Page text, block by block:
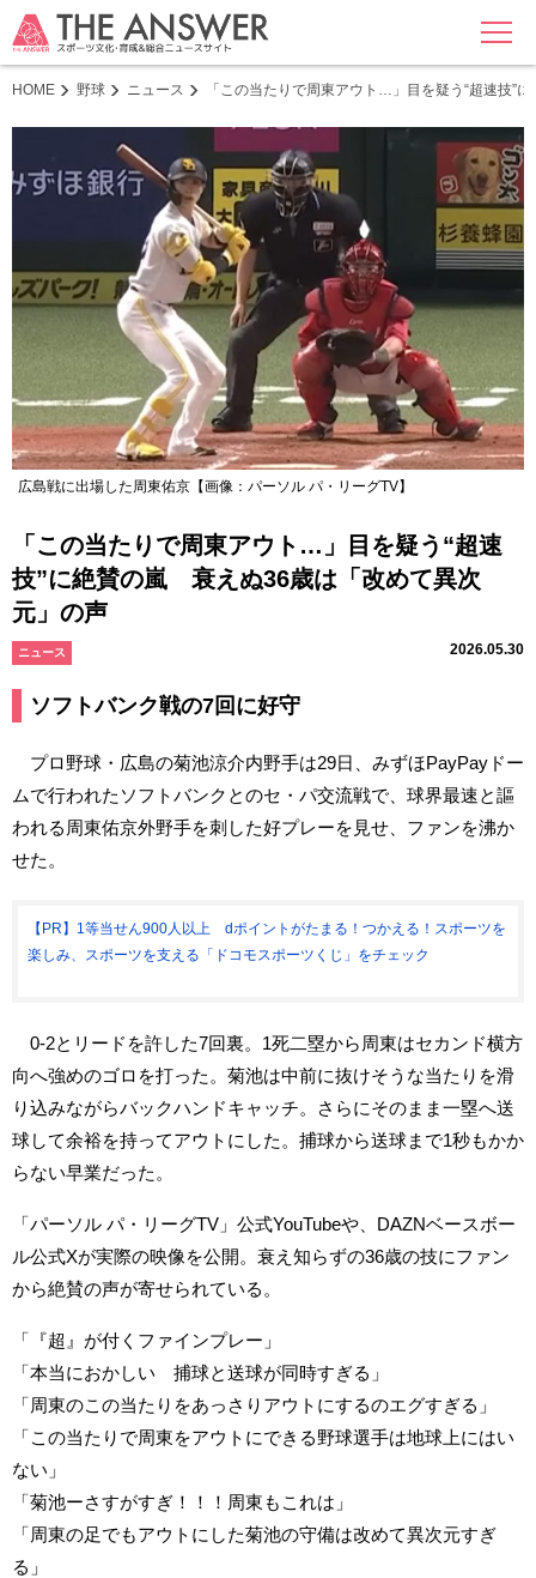
MENU
HOME 野球 ニュース 「この当たりで周東アウト…」目を疑う“超速技
広島戦に出場した周東佑京【画像：パーソル パ・リーグTV】
「この当たりで周東アウト…」目を疑う“超速
技”に絶賛の嵐 衰えぬ36歳は「改めて異次
元」の声
ニュース 2026.05.30
ソフトバンク戦の7回に好守
プロ野球・広島の菊池涼介内野手は29日、みずほPayPayドー
ムで行われたソフトバンクとのセ・パ交流戦で、球界最速と謳
われる周東佑京外野手を刺した好プレーを見せ、ファンを沸か
せた。
【PR】1等当せん900人以上 dポイントがたまる！つかえる！スポーツを
楽しみ、スポーツを支える「ドコモスポーツくじ」をチェック
0-2とリードを許した7回裏。1死二塁から周東はセカンド横方
向へ強めのゴロを打った。菊池は中前に抜けそうな当たりを滑
り込みながらバックハンドキャッチ。さらにそのまま一塁へ送
球して余裕を持ってアウトにした。捕球から送球まで1秒もかか
らない早業だった。
「パーソル パ・リーグTV」公式YouTubeや、DAZNベースボー
ル公式Xが実際の映像を公開。衰え知らずの36歳の技にファン
から絶賛の声が寄せられている。
「『超』が付くファインプレー」
「本当におかしい 捕球と送球が同時すぎる」
「周東のこの当たりをあっさりアウトにするのエグすぎる」
「この当たりで周東をアウトにできる野球選手は地球上にはい
ない」
「菊池ーさすがすぎ！！！周東もこれは」
「周東の足でもアウトにした菊池の守備は改めて異次元すぎ
る」